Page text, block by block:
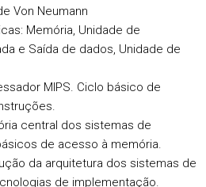
Von Neumann
Memória, Unidade de
e Saída de dados, Unidade de
MIPS. Ciclo básico de
central dos sistemas de
de acesso à memória.
da arquitetura dos sistemas de
de implementação.